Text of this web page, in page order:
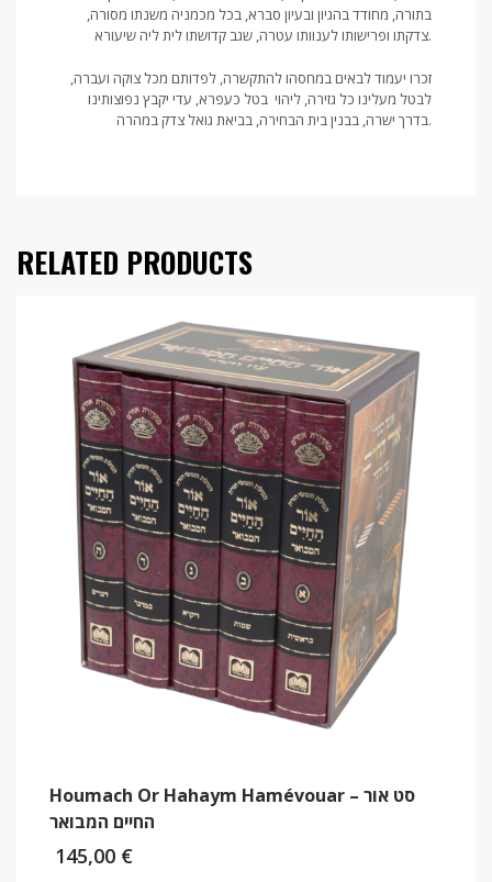
בתורה, מחודד בהגיון ובעיון סברא, בכל מכמניה משנתו מסורה,
צדקתו ופרישותו לענוותו עטרה, שגב קדושתו לית ליה שיעורא.
זכרו יעמוד לבאים במחסהו להתקשרה, לפדותם מכל צוקה ועברה,
לבטל מעלינו כל גזירה, ליהוי בטל כעפרא, עדי יקבץ נפוצותינו
בדרך ישרה, בבנין בית הבחירה, בביאת גואל צדק במהרה.
RELATED PRODUCTS
Houmach Or Hahaym Hamévouar – סט אור
החיים המבואר
145,00 €